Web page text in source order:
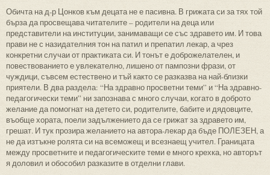
Обичта на д-р Цонков към децата не е пасивна. В грижата си за тях той
бърза да просвещава читателите – родители на деца или
представители на институции, занимаващи се със здравето им. И това
прави не с назидателния тон на патил и препатил лекар, а чрез
конкретни случаи от практиката си. И тонът е доброжелателен, и
повествованието е увлекателно, лишено от пампозни фрази, от
чуждици, съвсем естествено и тъй както се разказва на най-близки
приятели. В два раздела: “На здравно просветни теми” и “На здравно-
педагогически теми” ни запознава с много случаи, когато в доброто
желание да помогнат на детето си, родителите, бабите и дядовците,
въобще хората, поели задължението да се грижат за здравето им,
грешат. И тук прозира желанието на автора-лекар да бъде ПОЛЕЗЕН, а
не да изтъкне ролята си на всеможещ и всезнаещ учител. Границата
между просветните и педагогическите теми е много крехка, но авторът
я доловил и обособил разказите в отделни глави.